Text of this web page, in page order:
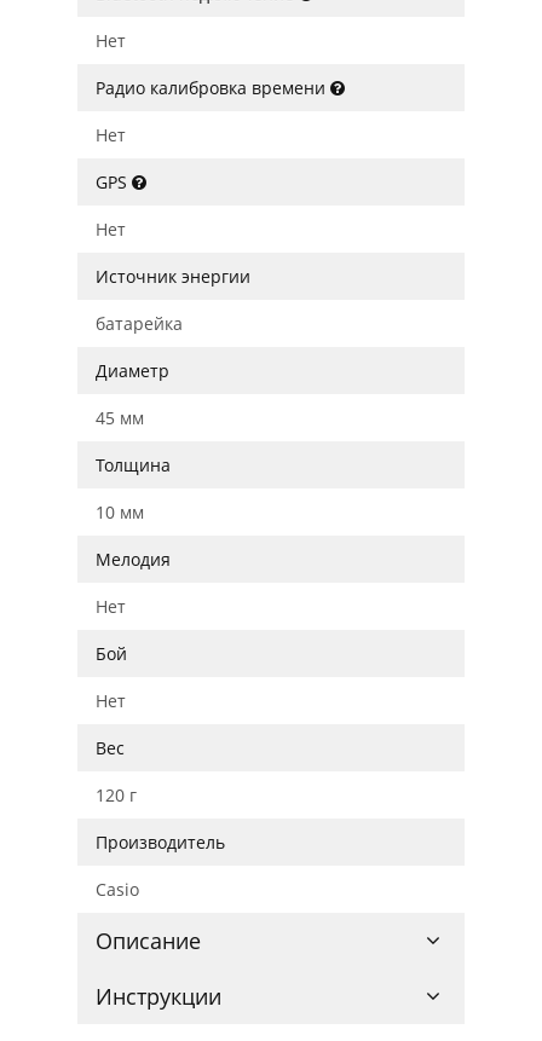
Нет
Радио калибровка времени
Нет
GPS
Нет
Источник энергии
батарейка
Диаметр
45 мм
Толщина
10 мм
Мелодия
Нет
Бой
Нет
Вес
120 г
Производитель
Casio
Описание
Инструкции